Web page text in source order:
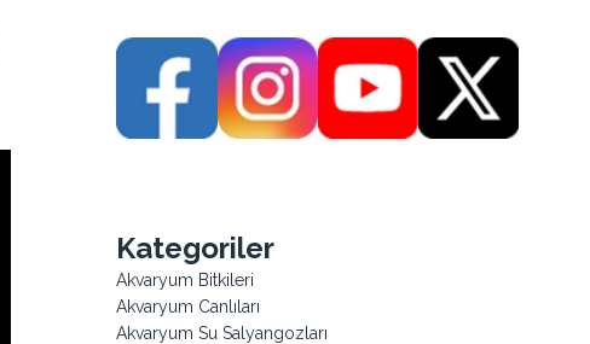
Kategoriler
Akvaryum Bitkileri
Akvaryum Canlıları
Akvaryum Su Salyangozları